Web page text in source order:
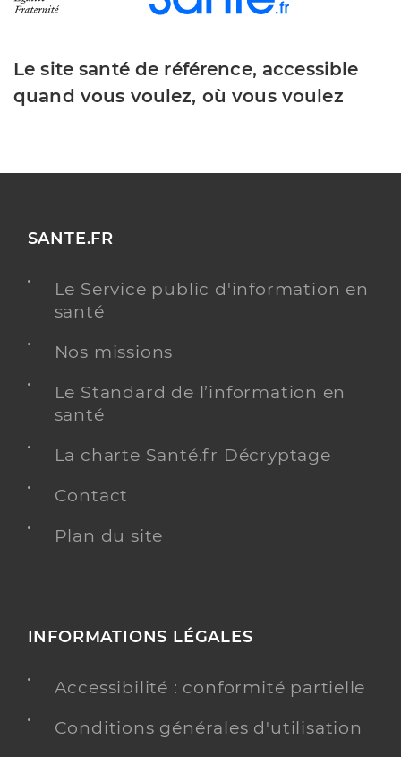
Le site santé de référence, accessible
quand vous voulez, où vous voulez
SANTE.FR
Le Service public d'information en
santé
Nos missions
Le Standard de l’information en
santé
La charte Santé.fr Décryptage
Contact
Plan du site
INFORMATIONS LÉGALES
Accessibilité : conformité partielle
Conditions générales d'utilisation